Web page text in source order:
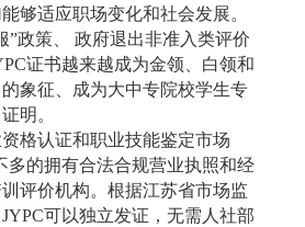
够适应职场变化和社会发展。
”政策、 政府退出非准入类评价
证书越来越成为金领、白领和
象征、成为大中专院校学生专
明。
格认证和职业技能鉴定市场
多的拥有合法合规营业执照和经
评价机构。根据江苏省市场监
JYPC可以独立发证，无需人社部